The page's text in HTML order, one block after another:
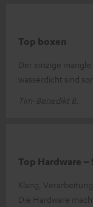
Top boxen
Der einzige
wasserdicht sind
Tim-Benedikt B.
Top Hardware
Klang,
Die Hardware